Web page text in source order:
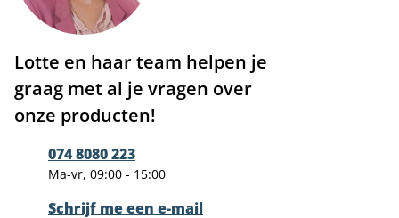
Lotte en haar team helpen je
graag met al je vragen over
onze producten!
074 8080 223
Ma-vr, 09:00 - 15:00
Schrijf me een e-mail